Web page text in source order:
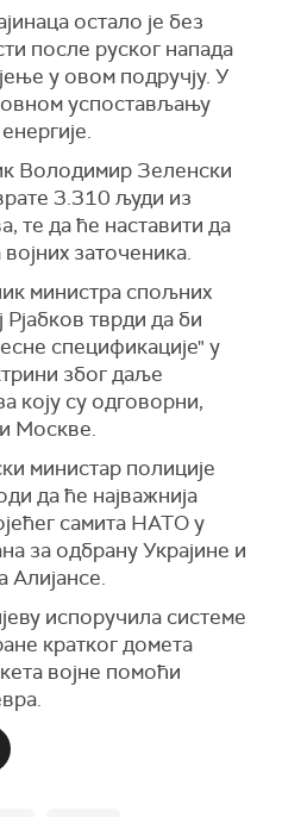
остало је без
после руског напада
у овом подручју. У
успостављању
Володимир Зеленски
3.310 људи из
те да ће наставити да
заточеника.
министра спољних
Рјабков тврди да би
спецификације" у
због даље
коју су одговорни,
Москве.
министар полиције
да ће најважнија
самита НАТО у
за одбрану Украјине и
Алијансе.
испоручила системе
кратког домета
војне помоћи